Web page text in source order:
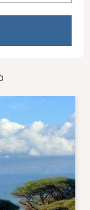
2026/2027
ΑΜΕΡΙΚΗ